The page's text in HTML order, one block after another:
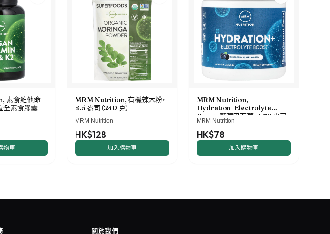
素食維他命
全素食膠囊
物車
MRM Nutrition, 有機辣木粉，
8.5 盎司（240 克）
MRM Nutrition
HK$128
加入購物車
MRM Nutrition,
Hydration+Electrolyte
Boost，藍莓巴西莓，4.76 盎司
（135 克）
MRM Nutrition
HK$78
加入購物車
關於我們